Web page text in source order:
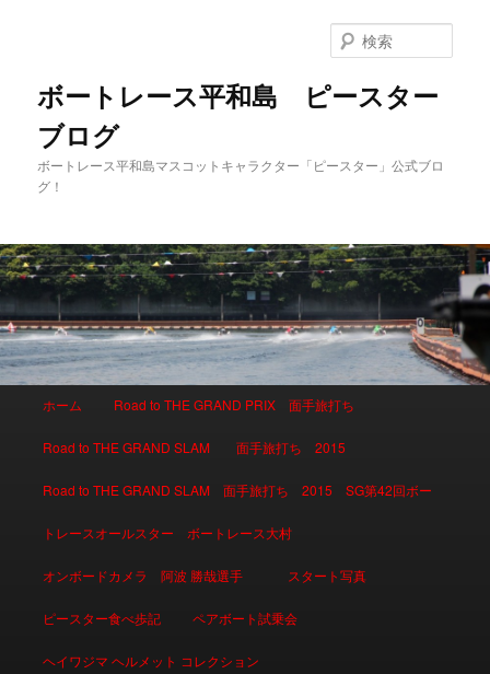
ボートレース平和島 ピースター
ブログ
ボートレース平和島マスコットキャラクター「ピースター」公式ブロ
グ！
索
メインコンテンツへ移動
サブコンテンツへ移動
ホーム Road to THE GRAND PRIX 面手旅打ち
Road to THE GRAND SLAM 面手旅打ち 2015
Road to THE GRAND SLAM 面手旅打ち 2015 SG第42回ボー
トレースオールスター ボートレース大村
オンボードカメラ 阿波 勝哉選手 スタート写真
ピースター食べ歩記 ペアボート試乗会
ヘイワジマ ヘルメット コレクション